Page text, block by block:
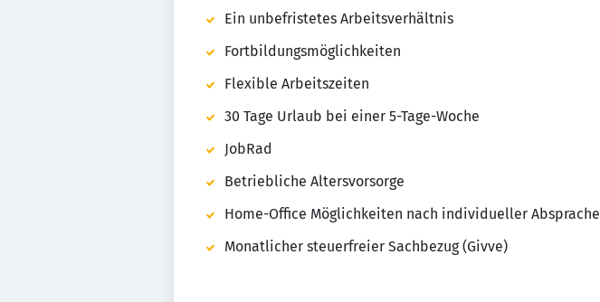
Ein unbefristetes Arbeitsverhältnis
Fortbildungsmöglichkeiten
Flexible Arbeitszeiten
30 Tage Urlaub bei einer 5-Tage-Woche
JobRad
Betriebliche Altersvorsorge
Home-Office Möglichkeiten nach individueller Absprache
Monatlicher steuerfreier Sachbezug (Givve)